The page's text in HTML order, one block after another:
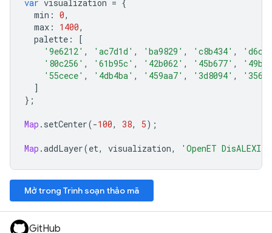
var visualization = {
min : 0,
max : 1400,
palette :
[
'9e6212' , 'ac7d1d' , 'ba9829' , 'c8b434' ,
'80c256' , '61b95c' , '42b062' , '45b677' ,
'55cece' , '4db4ba' , '459aa7' , '3d8094' ,
]
};
Map . setCenter(-100, 38, 5);
Map .addLayer(et, visualization, 'OpenET DisALEXI
Mở trong Trình soạn thảo mã
GitHub